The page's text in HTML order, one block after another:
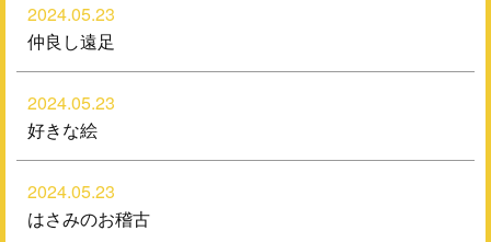
2024.05.23
仲良し遠足
2024.05.23
好きな絵
2024.05.23
はさみのお稽古